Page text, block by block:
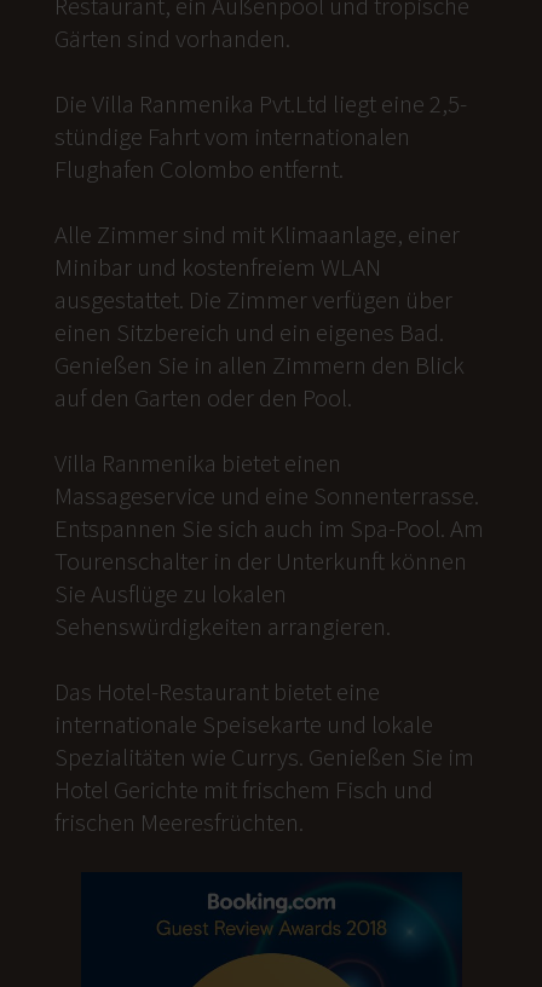
Gärten sind vorhanden.
Die Villa Ranmenika Pvt.Ltd liegt eine 2,5-
stündige Fahrt vom internationalen
Flughafen Colombo entfernt.
Alle Zimmer sind mit Klimaanlage, einer
Minibar und kostenfreiem WLAN
ausgestattet. Die Zimmer verfügen über
einen Sitzbereich und ein eigenes Bad.
Genießen Sie in allen Zimmern den Blick
auf den Garten oder den Pool.
Villa Ranmenika bietet einen
Massageservice und eine Sonnenterrasse.
Entspannen Sie sich auch im Spa-Pool. Am
Tourenschalter in der Unterkunft können
Sie Ausflüge zu lokalen
Sehenswürdigkeiten arrangieren.
Das Hotel-Restaurant bietet eine
internationale Speisekarte und lokale
Spezialitäten wie Currys. Genießen Sie im
Hotel Gerichte mit frischem Fisch und
frischen Meeresfrüchten.